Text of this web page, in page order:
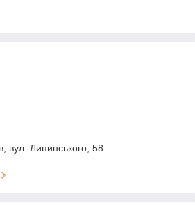
вул. Липинського, 58